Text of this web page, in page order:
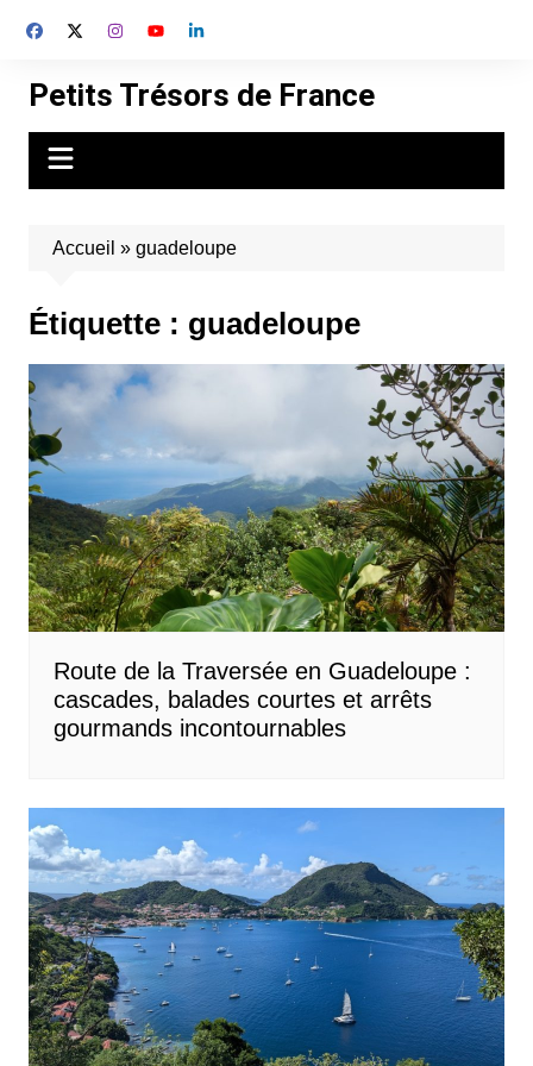
Petits Trésors de France
Accueil » guadeloupe
Étiquette : guadeloupe
Route de la Traversée en Guadeloupe :
cascades, balades courtes et arrêts
gourmands incontournables